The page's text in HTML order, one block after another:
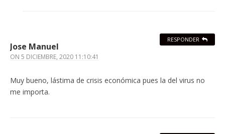
Jose Manuel
ON 5 DICIEMBRE, 2020 11:10:41
Muy bueno, lástima de crisis económica pues la del virus no
me importa.
RESPONDER